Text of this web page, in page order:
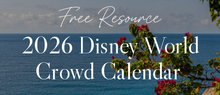
2026 Disney World
Crowd Calendar
Free Resource